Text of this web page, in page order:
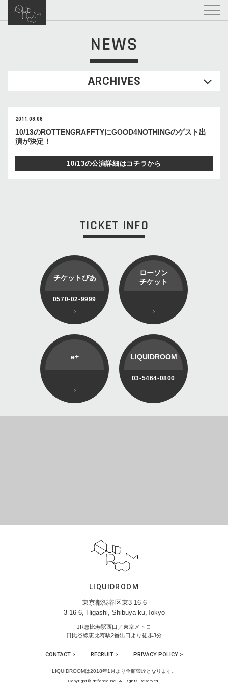
NEWS
ARCHIVES
2011.08.08
10/13のROTTENGRAFFTYにGOOD4NOTHINGのゲスト出
演が決定！
10/13の公演詳細はコチラから
TICKET INFO
チケットぴあ
0570-02-9999
ローソン
チケット
e+ LIQUIDROOM
03-5464-0800
LIQUIDROOM
東京都渋谷区東3-16-6
3-16-6, Higashi, Shibuya-ku,Tokyo
JR恵比寿駅西口／東京メトロ
日比谷線恵比寿駅2番出口より徒歩3分
CONTACT > RECRUIT > PRIVACY POLICY >
LIQUIDROOMは2018年1月より全館禁煙となります。
Copyright© defence inc. All Rights Reserved.